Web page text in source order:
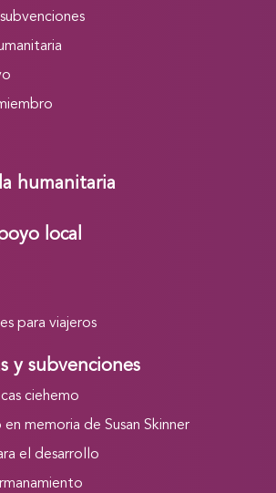
humanitaria
local
para viajeros
y subvenciones
ciehemo
memoria de Susan Skinner
el desarrollo